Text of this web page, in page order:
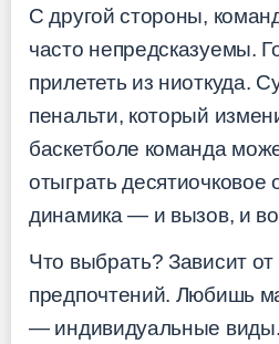
С другой стороны,
часто непредсказуемы.
прилететь из ниоткуда.
пенальти, который
баскетболе команда
отыграть десятиочковое
динамика — и вызов, и
Что выбрать? Зависит от
предпочтений. Любишь
— индивидуальные виды.